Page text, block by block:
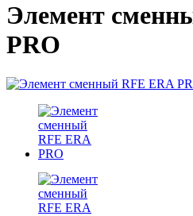
Элемент
PRO